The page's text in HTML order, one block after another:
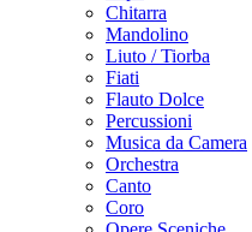
Chitarra
Mandolino
Liuto / Tiorba
Fiati
Flauto Dolce
Percussioni
Musica da Camera
Orchestra
Canto
Coro